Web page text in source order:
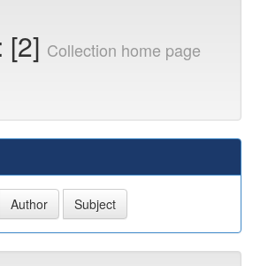
[2] Collection home page